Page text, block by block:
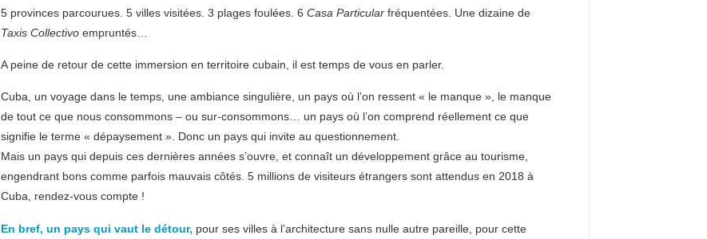
5 provinces parcourues. 5 villes visitées. 3 plages foulées. 6 Casa Particular fréquentées. Une dizaine de
Taxis Collectivo empruntés…
A peine de retour de cette immersion en territoire cubain, il est temps de vous en parler.
Cuba, un voyage dans le temps, une ambiance singulière, un pays où l’on ressent « le manque », le manque
de tout ce que nous consommons – ou sur-consommons… un pays où l’on comprend réellement ce que
signifie le terme « dépaysement ». Donc un pays qui invite au questionnement.
Mais un pays qui depuis ces dernières années s’ouvre, et connaît un développement grâce au tourisme,
engendrant bons comme parfois mauvais côtés. 5 millions de visiteurs étrangers sont attendus en 2018 à
Cuba, rendez-vous compte !
En bref, un pays qui vaut le détour, pour ses villes à l’architecture sans nulle autre pareille, pour cette